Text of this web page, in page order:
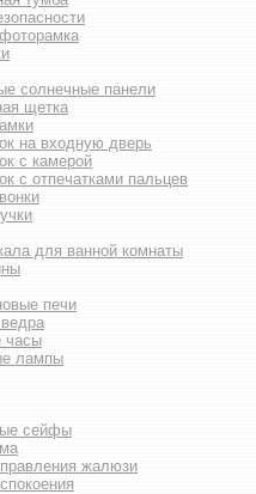
солнечные панели
щетка
на входную дверь
с камерой
с отпечатками пальцев
для ванной комнаты
печи
часы
лампы
сейфы
жалюзи